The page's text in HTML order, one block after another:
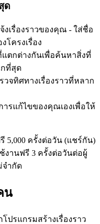
ด
งเรื่องราวของคุณ - ใส่ชื่อ
โครงเรื่อง
ตกต่างกันเพื่อค้นหาสิ่งที่
ที่สุด
จทิศทางเรื่องราวที่หลาก
ารแก้ไขของคุณเองเพื่อให้
5,000 ครั้งต่อวัน (แชร์กัน)
งานฟรี 3 ครั้งต่อวันต่อผู้
จำกัด
น
ปรแกรมสร้างเรื่องราว